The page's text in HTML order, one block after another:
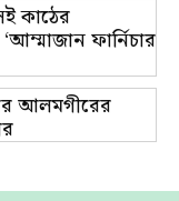
কাঠের
ফার্নিচার
আলমগীরের